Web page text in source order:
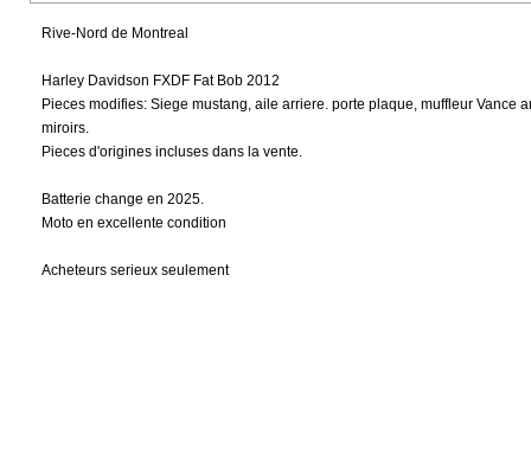
Rive-Nord de Montreal
Harley Davidson FXDF Fat Bob 2012
Pieces modifies: Siege mustang, aile arriere. porte plaque, muffleur Vance
miroirs.
Pieces d'origines incluses dans la vente.
Batterie change en 2025.
Moto en excellente condition
Acheteurs serieux seulement